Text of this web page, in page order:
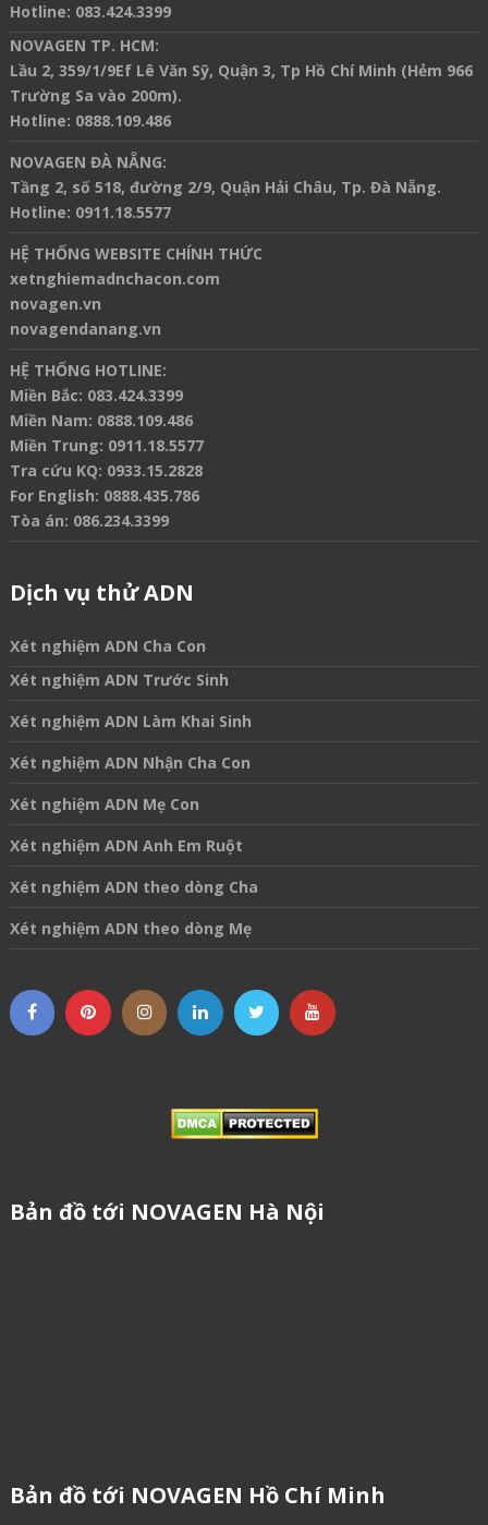
Hotline: 083.424.3399
NOVAGEN TP. HCM:
Lầu 2, 359/1/9Ef Lê Văn Sỹ, Quận 3, Tp Hồ Chí Minh (Hẻm 966
Trường Sa vào 200m).
Hotline: 0888.109.486
NOVAGEN ĐÀ NẴNG:
Tầng 2, số 518, đường 2/9, Quận Hải Châu, Tp. Đà Nẵng.
Hotline: 0911.18.5577
HỆ THỐNG WEBSITE CHÍNH THỨC
xetnghiemadnchacon.com
novagen.vn
novagendanang.vn
HỆ THỐNG HOTLINE:
Miền Bắc: 083.424.3399
Miền Nam: 0888.109.486
Miền Trung: 0911.18.5577
Tra cứu KQ: 0933.15.2828
For English: 0888.435.786
Tòa án: 086.234.3399
Dịch vụ thử ADN
Xét nghiệm ADN Cha Con
Xét nghiệm ADN Trước Sinh
Xét nghiệm ADN Làm Khai Sinh
Xét nghiệm ADN Nhận Cha Con
Xét nghiệm ADN Mẹ Con
Xét nghiệm ADN Anh Em Ruột
Xét nghiệm ADN theo dòng Cha
Xét nghiệm ADN theo dòng Mẹ
Bản đồ tới NOVAGEN Hà Nội
Bản đồ tới NOVAGEN Hồ Chí Minh